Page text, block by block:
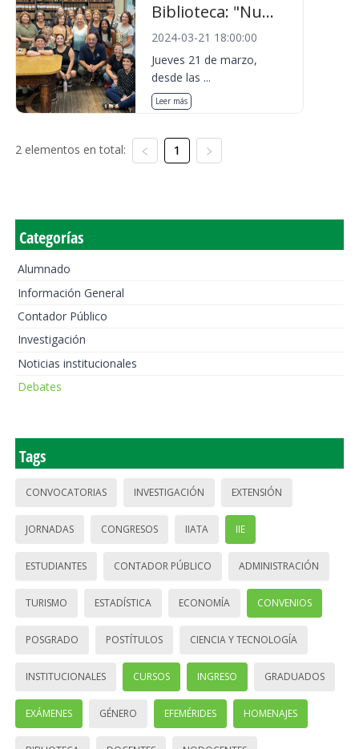
Biblioteca: "Nu...
2024-03-21 18:00:00
Jueves 21 de marzo,
desde las ...
Leer más
2 elementos en total: 1
Categorías
Alumnado
Información General
Contador Público
Investigación
Noticias institucionales
Debates
Tags
CONVOCATORIAS INVESTIGACIÓN EXTENSIÓN
JORNADAS CONGRESOS IIATA IIE
ESTUDIANTES CONTADOR PÚBLICO ADMINISTRACIÓN
TURISMO ESTADÍSTICA ECONOMÍA CONVENIOS
POSGRADO POSTÍTULOS CIENCIA Y TECNOLOGÍA
INSTITUCIONALES CURSOS INGRESO GRADUADOS
EXÁMENES GÉNERO EFEMÉRIDES HOMENAJES